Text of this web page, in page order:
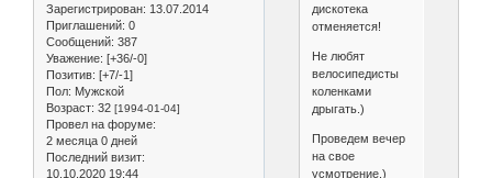
Зарегистрирован: 13.07.2014
Приглашений: 0
Сообщений: 387
Уважение: [+36/-0]
Позитив: [+7/-1]
Пол: Мужской
Возраст: 32 [1994-01-04]
Провел на форуме:
2 месяца 0 дней
Последний визит:
10.10.2020 19:44
дискотека
отменяется!
Не любят
велосипедисты
коленками
дрыгать.)
Проведем вечер
на свое
усмотрение.)